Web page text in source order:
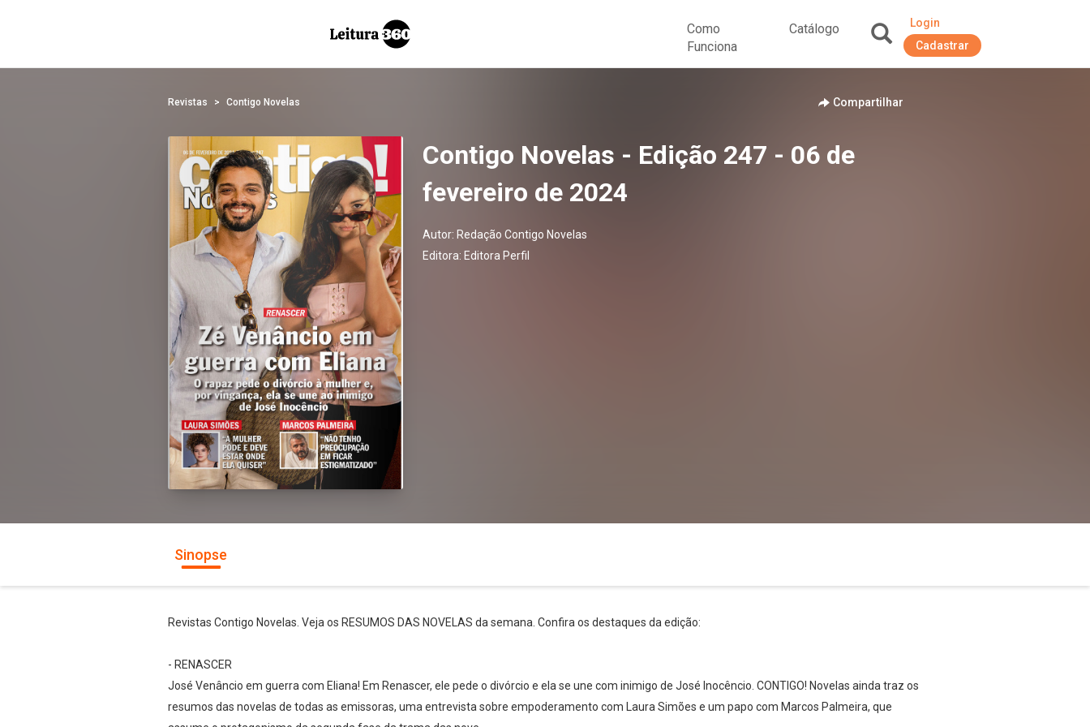
Como
Funciona
Catálogo
Login
Cadastrar
Revistas Contigo Novelas Compartilhar
Contigo Novelas - Edição 247 - 06 de
fevereiro de 2024
Autor: Redação Contigo Novelas
Editora: Editora Perfil
Sinopse
Revistas Contigo Novelas. Veja os RESUMOS DAS NOVELAS da semana. Confira os destaques da edição:
- RENASCER
José Venâncio em guerra com Eliana! Em Renascer, ele pede o divórcio e ela se une com inimigo de José Inocêncio. CONTIGO! Novelas ainda traz os
resumos das novelas de todas as emissoras, uma entrevista sobre empoderamento com Laura Simões e um papo com Marcos Palmeira, que